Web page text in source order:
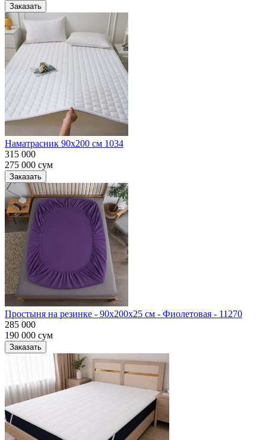
Заказать
Наматрасник 90х200 см 1034
315 000
275 000 сум
Заказать
Простыня на резинке - 90x200x25 cм - Фиолетовая - 11270
285 000
190 000 сум
Заказать